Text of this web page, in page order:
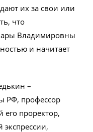
их за свои или
что
Владимировны
и начитает
–
РФ, профессор
его проректор,
экспрессии,